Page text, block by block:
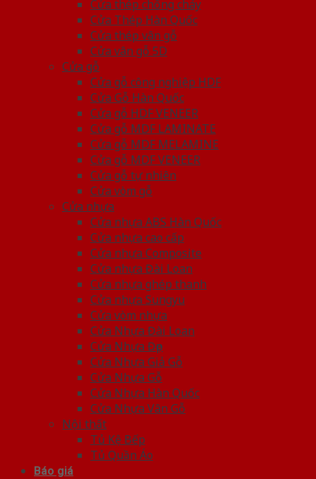
Cửa thép chống cháy
Cửa Thép Hàn Quốc
Cửa thép vân gỗ
Cửa vân gỗ 5D
Cửa gỗ
Cửa gỗ công nghiệp HDF
Cửa Gỗ Hàn Quốc
Cửa gỗ HDF VENEER
Cửa gỗ MDF LAMINATE
Cửa gỗ MDF MELAMINE
Cửa gỗ MDF VENEER
Cửa gỗ tự nhiên
Cửa vòm gỗ
Cửa nhựa
Cửa nhựa ABS Hàn Quốc
Cửa nhựa cao cấp
Cửa nhựa Composite
Cửa nhựa Đài Loan
Cửa nhựa ghép thanh
Cửa nhựa Sungyu
Cửa vòm nhựa
Cửa Nhựa Đài Loan
Cửa Nhựa Đẹp
Cửa Nhựa Giả Gỗ
Cửa Nhựa Gỗ
Cửa Nhựa Hàn Quốc
Cửa Nhựa Vân Gỗ
Nội thất
Tủ Kệ Bếp
Tủ Quần Áo
Báo giá